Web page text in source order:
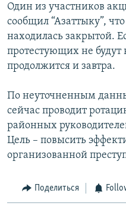
Один из участников
сообщил “Азаттыку”,
находилась закрытой.
протестующих не
продолжится и завтра.
По неуточненным
сейчас проводит
районных
Цель – повысить
организованной
Поделиться